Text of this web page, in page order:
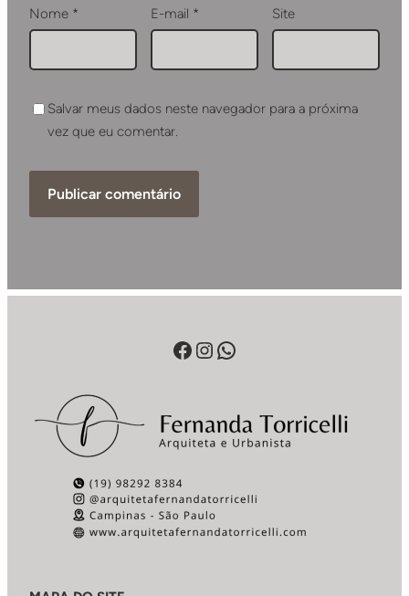
Nome * E-mail * Site
Salvar meus dados neste navegador para a próxima
vez que eu comentar.
Facebook
Instagram
WhatsApp